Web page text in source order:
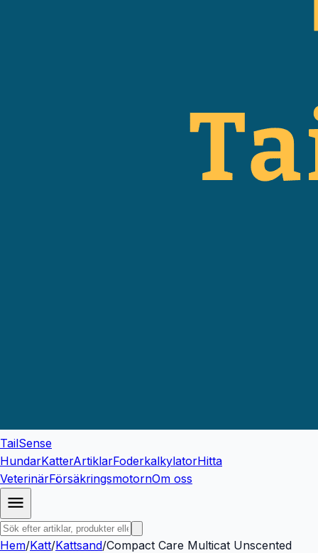
TailSense
HundarKatterArtiklarFoderkalkylatorHitta
VeterinärFörsäkringsmotornOm oss
Hem/Katt/Kattsand/Compact Care Multicat Unscented